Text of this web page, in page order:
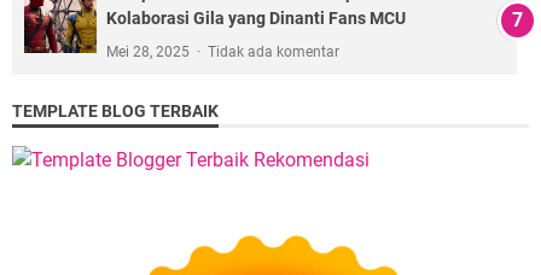
Kolaborasi Gila yang Dinanti Fans MCU
Mei 28, 2025 Tidak ada komentar
TEMPLATE BLOG TERBAIK